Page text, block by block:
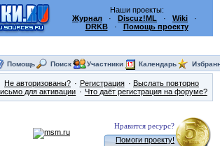
Наши проекты:
Журнал · Discuz!ML · Wiki ·
DRKB· Помощь проекту
Помощь Поиск Участники Календарь
Не авторизованы? Регистрация
Выслать повторно
для активации
Что даёт регистрация на форуме?
Нравится ресурс?
Помоги проекту!